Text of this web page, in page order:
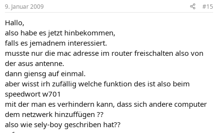
9. Januar 2009 #15
Hallo,
also habe es jetzt hinbekommen,
falls es jemadnem interessiert.
musste nur die mac adresse im router freischalten also von
der asus antenne.
dann giensg auf einmal.
aber wisst irh zufällig welche funktion des ist also beim
speedwort w701
mit der man es verhindern kann, dass sich andere computer
dem netzwerk hinzuffügen ??
also wie sely-boy geschriben hat??